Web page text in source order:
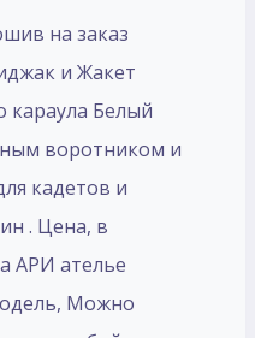
на заказ
и Жакет
караула Белый
воротником и
кадетов и
. Цена, в
АРИ ателье
Mожно